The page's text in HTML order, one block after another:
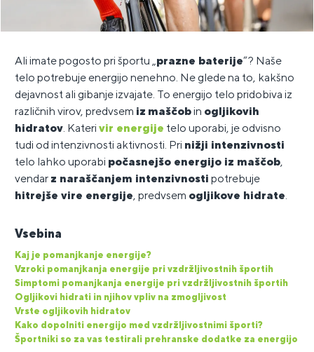
Ali imate pogosto pri športu „prazne baterije“? Naše
telo potrebuje energijo nenehno. Ne glede na to, kakšno
dejavnost ali gibanje izvajate. To energijo telo pridobiva iz
različnih virov, predvsem iz maščobin ogljikovih
hidratov . Kateri vir energije telo uporabi, je odvisno
tudi od intenzivnosti aktivnosti. Pri nižji intenzivnosti
telo lahko uporabi počasnejšo energijo iz maščob,
vendar z naraščanjem intenzivnosti potrebuje
hitrejše vire energije, predvsem ogljikove hidrate
Vsebina
Kaj je pomanjkanje energije?
Vzroki pomanjkanja energije pri vzdržljivostnih športih
Simptomi pomanjkanja energije pri vzdržljivostnih športih
Ogljikovi hidrati in njihov vpliv na zmogljivost
Vrste ogljikovih hidratov
Kako dopolniti energijo med vzdržljivostnimi športi?
Športniki so za vas testirali prehranske dodatke za energijo